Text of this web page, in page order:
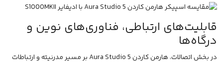
قابلیت‌های ارتباطی، فناوری‌های نوین و
درگاه‌ها
در بخش اتصالات، هارمن کاردن Aura Studio 5 بر مسیر مدرنیته و ارتباطات